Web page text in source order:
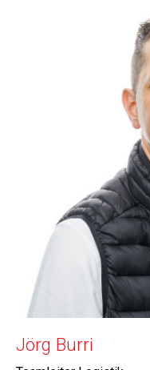
Jörg Burri